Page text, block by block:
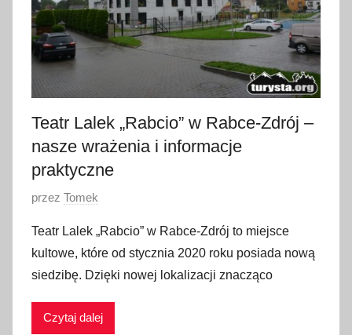
n
i
a
2
Teatr Lalek „Rabcio” w Rabce-Zdrój –
nasze wrażenia i informacje
praktyczne
O
u
b
l
i
przez Tomek
Teatr Lalek „Rabcio” w Rabce-Zdrój to miejsce
kultowe, które od stycznia 2020 roku posiada nową
siedzibę. Dzięki nowej lokalizacji znacząco
Czytaj dalej